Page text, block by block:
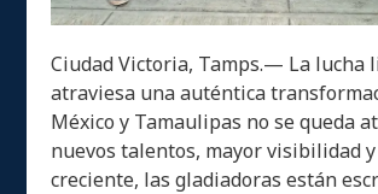
Ciudad Victoria, Tamps.— La lucha
atraviesa una auténtica
México y Tamaulipas no se queda
nuevos talentos, mayor visibilidad
creciente, las gladiadoras están